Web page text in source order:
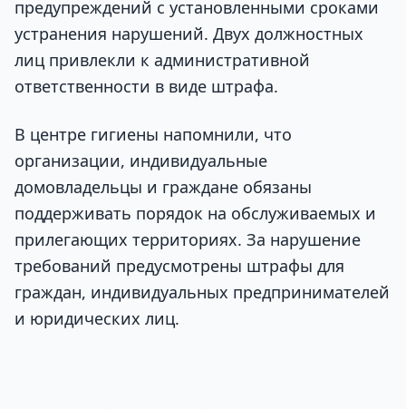
предупреждений с установленными сроками
устранения нарушений. Двух должностных
лиц привлекли к административной
ответственности в виде штрафа.
В центре гигиены напомнили, что
организации, индивидуальные
домовладельцы и граждане обязаны
поддерживать порядок на обслуживаемых и
прилегающих территориях. За нарушение
требований предусмотрены штрафы для
граждан, индивидуальных предпринимателей
и юридических лиц.